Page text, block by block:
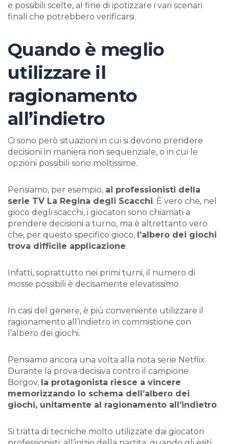
e possibili scelte, al fine di ipotizzare i vari scenari
finali che potrebbero verificarsi.
Quando è meglio
utilizzare il
ragionamento
all’indietro
Ci sono però situazioni in cui si devono prendere
decisioni in maniera non sequenziale, o in cui le
opzioni possibili sono moltissime.
Pensiamo, per esempio, ai professionisti della
serie TV La Regina degli Scacchi. È vero che, nel
gioco degli scacchi, i giocatori sono chiamati a
prendere decisioni a turno, ma è altrettanto vero
che, per questo specifico gioco, l’albero dei giochi
trova difficile applicazione.
Infatti, soprattutto nei primi turni, il numero di
mosse possibili è decisamente elevatissimo.
In casi del genere, è più conveniente utilizzare il
ragionamento all’indietro in commistione con
l’albero dei giochi.
Pensiamo ancora una volta alla nota serie Netflix.
Durante la prova decisiva contro il campione
Borgov, la protagonista riesce a vincere
memorizzando lo schema dell’albero dei
giochi, unitamente al ragionamento all’indietro.
Si tratta di tecniche molto utilizzate dai giocatori